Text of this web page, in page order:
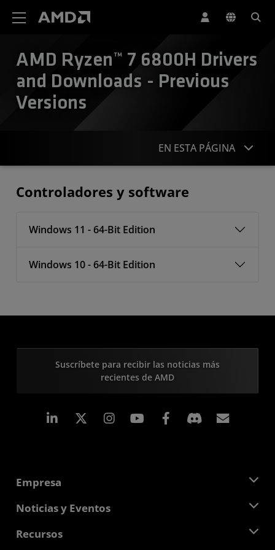
AMD Ryzen™ 7 6800H​ Drivers
and Downloads - Previous
Versions
EN ESTA PÁGINA
Controladores y software
Windows 11 - 64-Bit Edition
Windows 10 - 64-Bit Edition
Suscríbete para recibir las noticias más
recientes de AMD
LinkedIn Instagram Facebook
Empresa
Acerca de AMD
Responsabilidad corporativa
Noticias y Eventos
Sala de prensa
Recursos